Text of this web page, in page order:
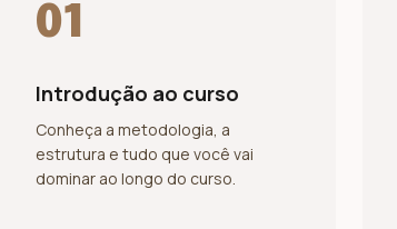
01
Introdução ao curso
Conheça a metodologia, a
estrutura e tudo que você vai
dominar ao longo do curso.